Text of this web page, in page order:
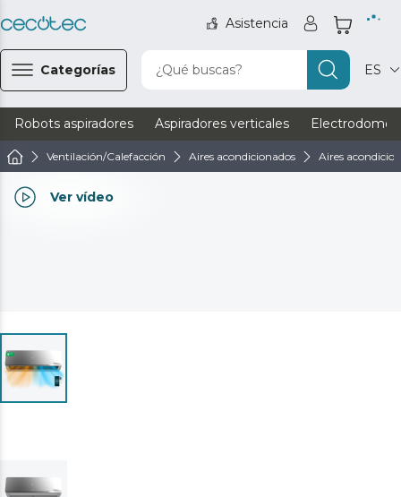
Asistencia
Categorías ¿Qué buscas? ES
Robots aspiradores Aspiradores verticales
Ventilación/Calefacción Aires acondicionados Aires
Ver vídeo